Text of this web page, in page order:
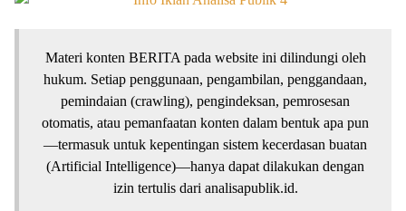
Materi konten BERITA pada website ini dilindungi oleh
hukum. Setiap penggunaan, pengambilan, penggandaan,
pemindaian (crawling), pengindeksan, pemrosesan
otomatis, atau pemanfaatan konten dalam bentuk apa pun
—termasuk untuk kepentingan sistem kecerdasan buatan
(Artificial Intelligence)—hanya dapat dilakukan dengan
izin tertulis dari analisapublik.id.